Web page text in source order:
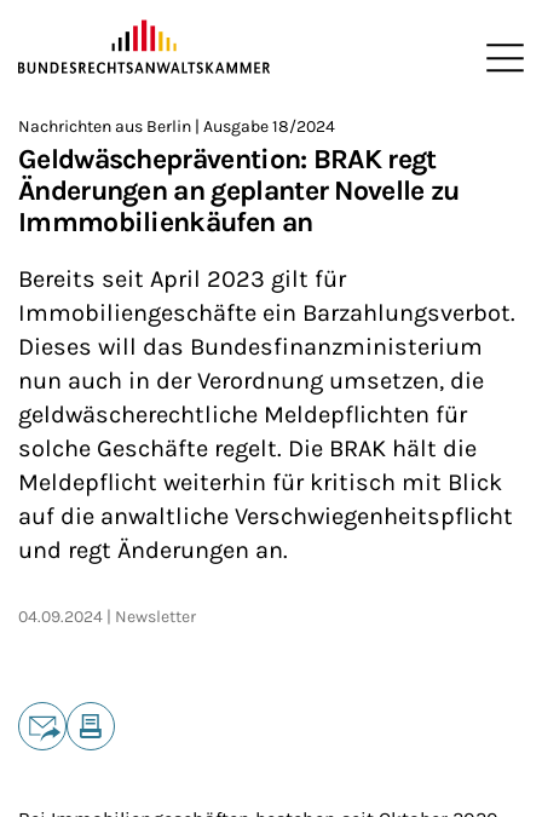
ZUM HAUPTINHALT SPRINGEN
Sie befinden sich hier:
>
Startseite
>
Newsroom
>
Newsletter
>
Nachrichten aus Berlin
Nachrichten aus Berlin | Ausgabe 18/2024
Geldwäscheprävention: BRAK regt
Änderungen an geplanter Novelle zu
Immmobilienkäufen an
Bereits seit April 2023 gilt für
Immobiliengeschäfte ein Barzahlungsverbot.
Dieses will das Bundesfinanzministerium
nun auch in der Verordnung umsetzen, die
geldwäscherechtliche Meldepflichten für
solche Geschäfte regelt. Die BRAK hält die
Meldepflicht weiterhin für kritisch mit Blick
auf die anwaltliche Verschwiegenheitspflicht
und regt Änderungen an.
04.09.2024 Newsletter
Teilen